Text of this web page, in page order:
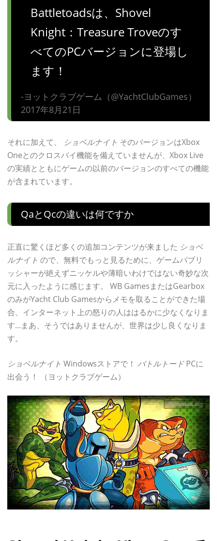
Battletoadsは、Shovel
Knight：Treasure Troveのす
べてのPCバージョンに登場し
ます！
-ヨットクラブゲーム（@YachtClubGames）
2017年8月21日
それに加えて、 ショベルナイト そのバージョンはXbox
Oneとのクロスバイ機能を備えていませんが、Xbox Live
の実績とともにゲームの以前のバージョンのすべての機能
が含まれています。
Qaとqcの違いは何ですか
正直に驚くほど多くの追加コンテンツが来ました ショベ
ルナイト ので、無料でもっと見るために、ゲームパブリ
ッシャーが絶えずニッケルや薄暗いわけではない奇妙な次
元に入ったように感じます。 WB GamesまたはGearbox
のみがYacht Club Gamesからメモを取ることができた場
合、インターネット上の怒りの人ははるかに少なくなりま
す...まあ、そうではありませんが、世界は少し良くなりま
す。
ショベルナイト Windowsストアで！ バトルトードPCに
出会う！ （ヨットクラブゲーム）